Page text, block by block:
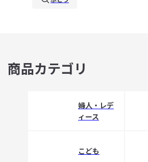
商品カテゴリ
婦人・レデ
ィース
こども